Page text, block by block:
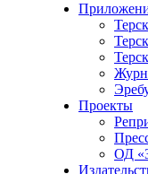
Проекты
ОД